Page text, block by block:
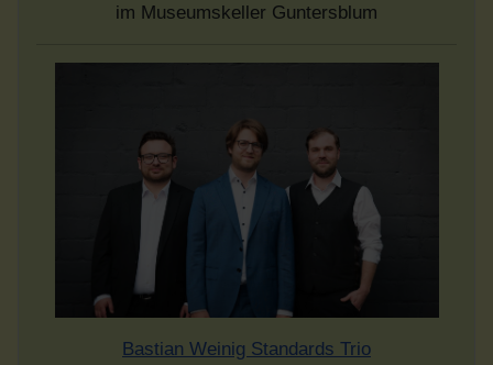
im Museumskeller Guntersblum
Bastian Weinig Standards Trio